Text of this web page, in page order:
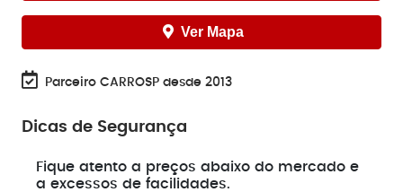
Ver Mapa
Parceiro CARROSP desde 2013
Dicas de Segurança
Fique atento a preços abaixo do mercado e
a excessos de facilidades.